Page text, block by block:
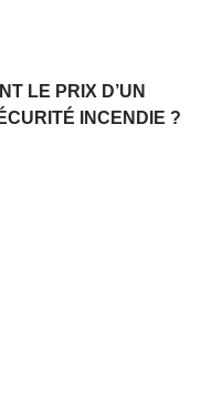
LE PRIX D’UN
INCENDIE ?